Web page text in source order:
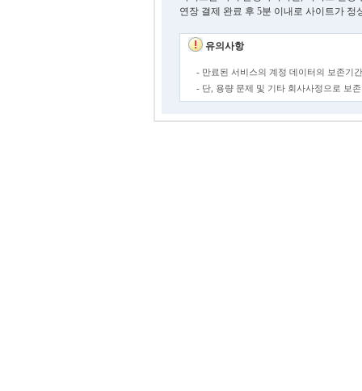
연장 결제 완료 후 5분 이내로 사이트가 정
유의사항
- 만료된 서비스의 계정 데이터의 보존기
- 단, 용량 문제 및 기타 회사사정으로 보